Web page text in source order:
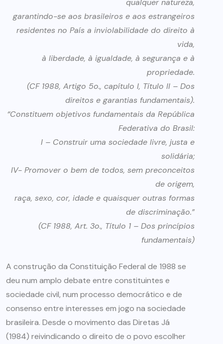
qualquer natureza,
garantindo-se aos brasileiros e aos estrangeiros
residentes no País a inviolabilidade do direito à
vida,
à liberdade, à igualdade, à segurança e à
propriedade.
(CF 1988, Artigo 5o., capítulo I, Título II – Dos
direitos e garantias fundamentais).
“Constituem objetivos fundamentais da República
Federativa do Brasil:
I – Construir uma sociedade livre, justa e
solidária;
IV- Promover o bem de todos, sem preconceitos
de origem,
raça, sexo, cor, idade e quaisquer outras formas
de discriminação.”
(CF 1988, Art. 3o., Título 1 – Dos princípios
fundamentais)
A construção da Constituição Federal de 1988 se
deu num amplo debate entre constituintes e
sociedade civil, num processo democrático e de
consenso entre interesses em jogo na sociedade
brasileira. Desde o movimento das Diretas Já
(1984) reivindicando o direito de o povo escolher